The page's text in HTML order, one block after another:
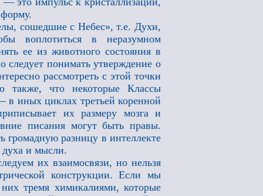
сошедшие с Небес», т.е. Духи,
воплотиться в неразумном
ее из животного состояния в
следует понимать утверждение о
рассмотреть с этой точки
также, что некоторые Классы
в иных циклах третьей коренной
их размеру мозга и
писания могут быть правы.
громадную разницу в интеллекте
духа и мысли.
их взаимосвязи, но нельзя
конструкции. Если мы
тремя химикалиями, которые